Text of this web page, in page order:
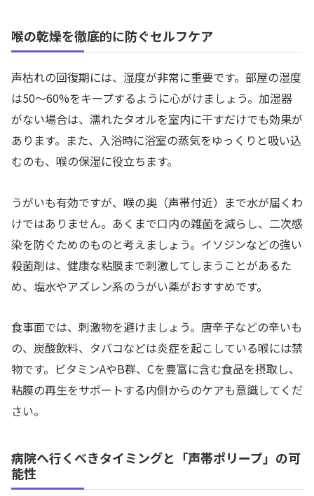
喉の乾燥を徹底的に防ぐセルフケア
声枯れの回復期には、湿度が非常に重要です。部屋の湿度
は50〜60%をキープするように心がけましょう。加湿器
がない場合は、濡れたタオルを室内に干すだけでも効果が
あります。また、入浴時に浴室の蒸気をゆっくりと吸い込
むのも、喉の保湿に役立ちます。
うがいも有効ですが、喉の奥（声帯付近）まで水が届くわ
けではありません。あくまで口内の雑菌を減らし、二次感
染を防ぐためのものと考えましょう。イソジンなどの強い
殺菌剤は、健康な粘膜まで刺激してしまうことがあるた
め、塩水やアズレン系のうがい薬がおすすめです。
食事面では、刺激物を避けましょう。唐辛子などの辛いも
の、炭酸飲料、タバコなどは炎症を起こしている喉には禁
物です。ビタミンAやB群、Cを豊富に含む食品を摂取し、
粘膜の再生をサポートする内側からのケアも意識してくだ
さい。
病院へ行くべきタイミングと「声帯ポリープ」の可
能性